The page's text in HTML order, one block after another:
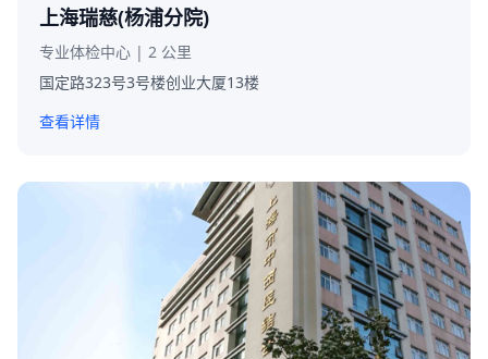
上海瑞慈(杨浦分院)
专业体检中心 | 2 公里
国定路323号3号楼创业大厦13楼
查看详情